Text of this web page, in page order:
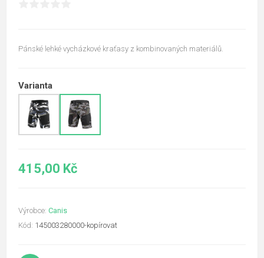
Pánské lehké vycházkové kraťasy z kombinovaných materiálů.
Varianta
415,00 Kč
Výrobce: Canis
Kód: 145003280000-kopírovat